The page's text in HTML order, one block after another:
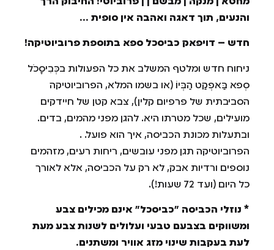
והנעים, תוך דאגה ואהבה אין סופית …
חדש – דויפאק כביסכל ספא בתוספת פרוביוטיקה!
ניחוח חדש ומלטף המשלב את כל הפעולות בכְּבִיסָכֹל
סְפא בַּאפְקַט הַבְּיוֹ (או בשמו המלא, הפרוביוטיקה
הסביבתית של פרפיום קלין), צבא קטן של חיידקים
מועילים, שכל מטרתו היא. להגן מפני מהמים, בדים.
ובתעלות מכונת הכביסה, איך הוא פועל. .
הפרוביוטיקה תגן מפני עובשים, ריחות רעים, מזהמים
נוספים ורדיות אבק, לא רק על הכביסה, אלא לאורך
כל היום (ועד 72 שעות!).
* נוזלי הכביסה "כביסכל" אינם מכילים צבע
ומשווקים בצבעם טבעי ועלולים לשנות צבע מעת
לעת בעקבות שינוי מזג אוויר ומשתנים.